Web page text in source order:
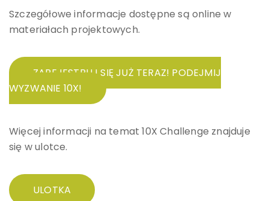
Szczegółowe informacje dostępne są online w
materiałach projektowych.
ZAREJESTRUJ SIĘ JUŻ TERAZ! PODEJMIJ
WYZWANIE 10X!
Więcej informacji na temat 10X Challenge znajduje
się w ulotce.
ULOTKA